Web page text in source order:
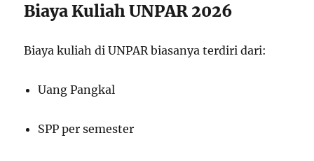
Biaya Kuliah UNPAR 2026
Biaya kuliah di UNPAR biasanya terdiri dari:
Uang Pangkal
SPP per semester